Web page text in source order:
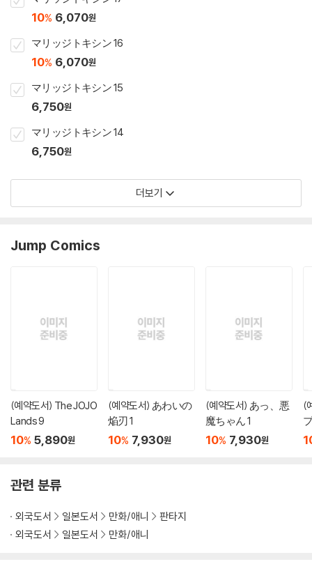
10% 6,070원
マリッジトキシン 16
10% 6,070원
マリッジトキシン 15
6,750원
マリッジトキシン 14
6,750원
더보기
Jump Comics
(예약도서) The JOJO
Lands 9
10% 5,890원
(예약도서) あわいの
焔刃 1
10% 7,930원
(예약도서) あっ、悪
魔ちゃん 1
10% 7,930원
(
관련 분류
외국도서 일본도서 만화/애니
판타지
외국도서
일본도서 만화/애니